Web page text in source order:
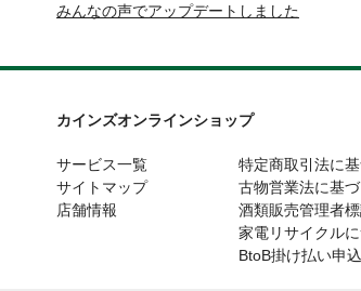
みんなの声でアップデートしました
カインズオンラインショップ
サービス一覧
サイトマップ
店舗情報
特定商取引法に
古物営業法に基
酒類販売管理者
家電リサイクル
BtoB掛け払い申込